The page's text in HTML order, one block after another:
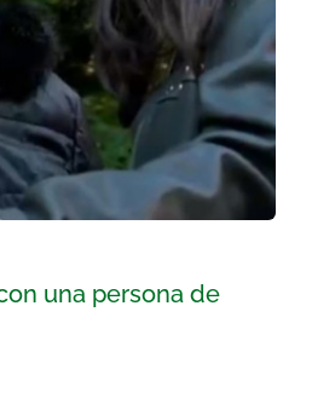
una persona de